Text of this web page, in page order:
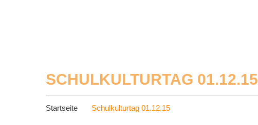
SCHULKULTURTAG 01.12.15
Startseite Schulkulturtag 01.12.15